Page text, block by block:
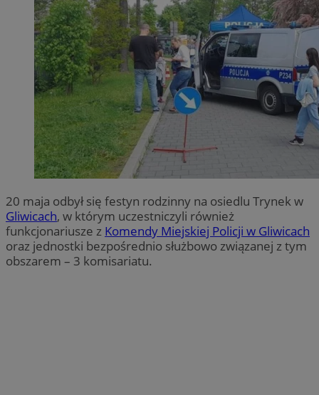
20 maja odbył się festyn rodzinny na osiedlu Trynek w
Gliwicach, w którym uczestniczyli również
funkcjonariusze z Komendy Miejskiej Policji w Gliwicach
oraz jednostki bezpośrednio służbowo związanej z tym
obszarem – 3 komisariatu.